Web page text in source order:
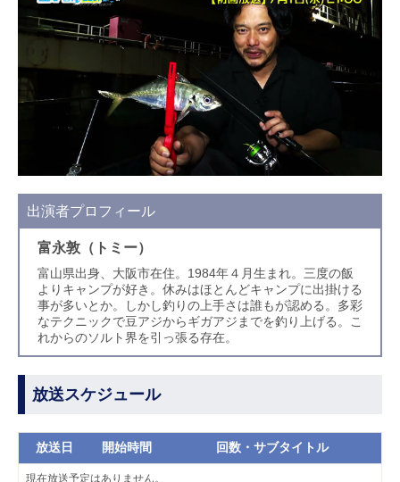
出演者プロフィール
富永敦（トミー）
富山県出身、大阪市在住。1984年４月生まれ。三度の飯
よりキャンプが好き。休みはほとんどキャンプに出掛ける
事が多いとか。しかし釣りの上手さは誰もが認める。多彩
なテクニックで豆アジからギガアジまでを釣り上げる。こ
れからのソルト界を引っ張る存在。
放送スケジュール
放送日 開始時間 回数・サブタイトル
現在放送予定はありません。